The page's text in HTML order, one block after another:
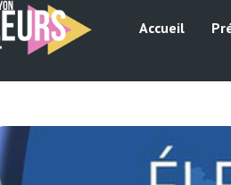
Accueil